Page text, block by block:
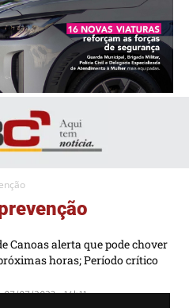
Canoas alerta que pode chover
horas; Período crítico
07/07/2023 - 14h11